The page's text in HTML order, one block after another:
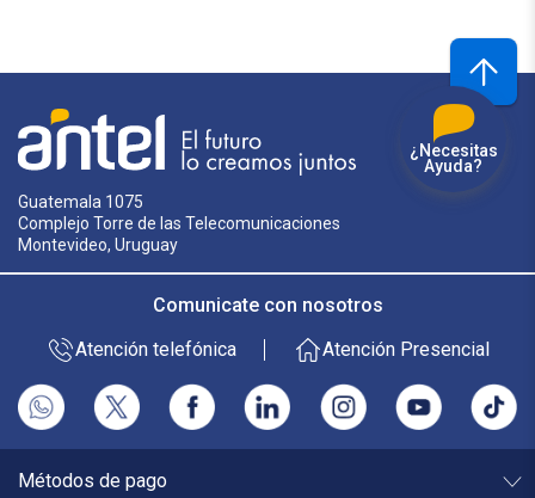
Guatemala 1075
Complejo Torre de las Telecomunicaciones
Montevideo, Uruguay
Comunicate con nosotros
Atención telefónica
Atención Presencial
Métodos de pago
¿Necesitas
Ayuda?